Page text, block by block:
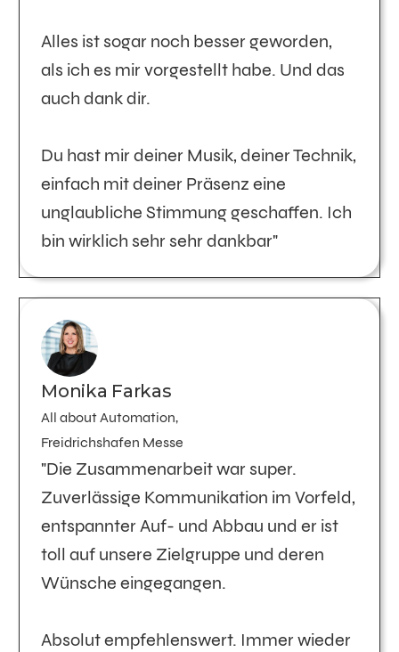
Alles ist sogar noch besser geworden,
als ich es mir vorgestellt habe. Und das
auch dank dir.
Du hast mir deiner Musik, deiner Technik,
einfach mit deiner Präsenz eine
unglaubliche Stimmung geschaffen. Ich
bin wirklich sehr sehr dankbar"
Monika Farkas
All about Automation,
Freidrichshafen Messe
"Die Zusammenarbeit war super.
Zuverlässige Kommunikation im Vorfeld,
entspannter Auf- und Abbau und er ist
toll auf unsere Zielgruppe und deren
Wünsche eingegangen.
Absolut empfehlenswert. Immer wieder